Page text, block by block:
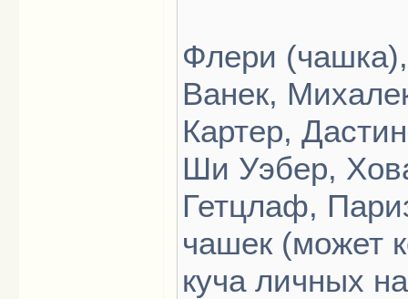
Флери
Ванек,
Картер,
Ши Уэбер,
Гетцлаф,
чашек (может
куча личных